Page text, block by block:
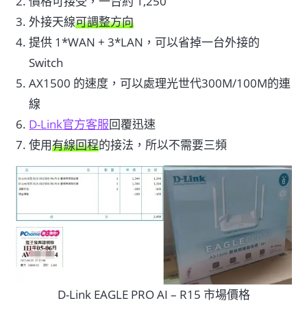
外接天線可調整方向
提供 1*WAN + 3*LAN，可以省掉一台外接的
Switch
AX1500 的速度，可以處理光世代300M/100M的連
線
D-Link官方客服回覆迅速
使用有線回程的接法，所以不需要三頻
D-Link EAGLE PRO AI – R15 市場價格